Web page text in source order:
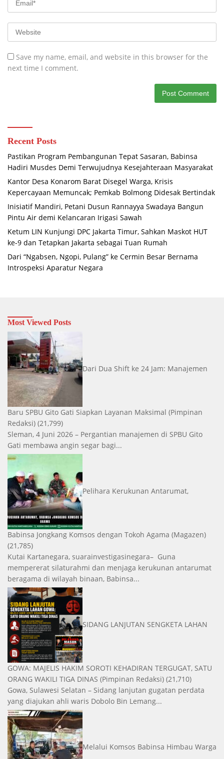
Save my name, email, and website in this browser for the
next time I comment.
Recent Posts
Pastikan Program Pembangunan Tepat Sasaran, Babinsa
Hadiri Musdes Demi Terwujudnya Kesejahteraan Masyarakat
Kantor Desa Konarom Barat Disegel Warga, Krisis
Kepercayaan Memuncak; Pemkab Bolmong Didesak Bertindak
Inisiatif Mandiri, Petani Dusun Rannayya Swadaya Bangun
Pintu Air demi Kelancaran Irigasi Sawah
Ketum LIN Kunjungi DPC Jakarta Timur, Sahkan Maskot HUT
ke-9 dan Tetapkan Jakarta sebagai Tuan Rumah
Dari “Ngabsen, Ngopi, Pulang” ke Cermin Besar Bernama
Introspeksi Aparatur Negara
Most Viewed Posts
Dari Dua Shift ke 24 Jam: Manajemen
Baru SPBU Gito Gati Siapkan Layanan Maksimal (Pimpinan
Redaksi) (21,799)
Sleman, 4 Juni 2026 – Pergantian manajemen di SPBU Gito
Gati membawa angin segar bagi...
Pelihara Kerukunan Antarumat,
Babinsa Jongkang Komsos dengan Tokoh Agama (Magazen)
(21,785)
Kutai Kartanegara, suarainvestigasinegara– Guna
mempererat silaturahmi dan menjaga kerukunan antarumat
beragama di wilayah binaan, Babinsa...
SIDANG LANJUTAN SENGKETA LAHAN
GOWA: MAJELIS HAKIM SOROTI KEHADIRAN TERGUGAT, SATU
ORANG WAKILI TIGA DINAS (Pimpinan Redaksi) (21,710)
Gowa, Sulawesi Selatan – Sidang lanjutan gugatan perdata
yang diajukan ahli waris Dobolo Bin Lemang...
Melalui Komsos Babinsa Himbau Warga